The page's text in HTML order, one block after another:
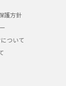
護方針
ついて